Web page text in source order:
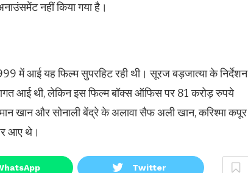
नहीं किया गया है।
में आई यह फिल्म सुपरहिट रही थी। सूरज बड़जात्या के निर्देशन
आई थी, लेकिन इस फिल्म बॉक्स ऑफिस पर 81 करोड़ रुपये
खान और सोनाली बेंद्रे के अलावा सैफ अली खान, करिश्मा कपूर
आए थे।
Twitter